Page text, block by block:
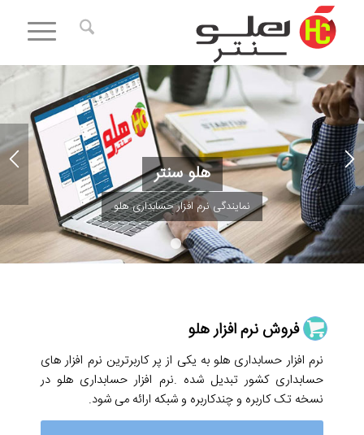
هلو سنتر
نمایندگی نرم افزار حسابداری هلو
۱ ۲
فروش نرم افزار هلو
نرم افزار حسابداری هلو به یکی از پر کاربرترین نرم افزار های
حسابداری کشور تبدیل شده .نرم افزار حسابداری هلو در
نسخه تک کاربره و چندکاربره و شبکه ارائه می شود.